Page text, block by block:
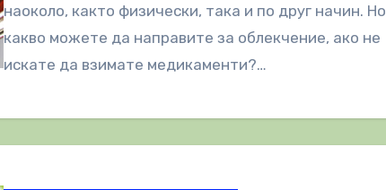
наоколо, както физически, така и по друг начин. Но
какво можете да направите за облекчение, ако не
искате да взимате медикаменти?…